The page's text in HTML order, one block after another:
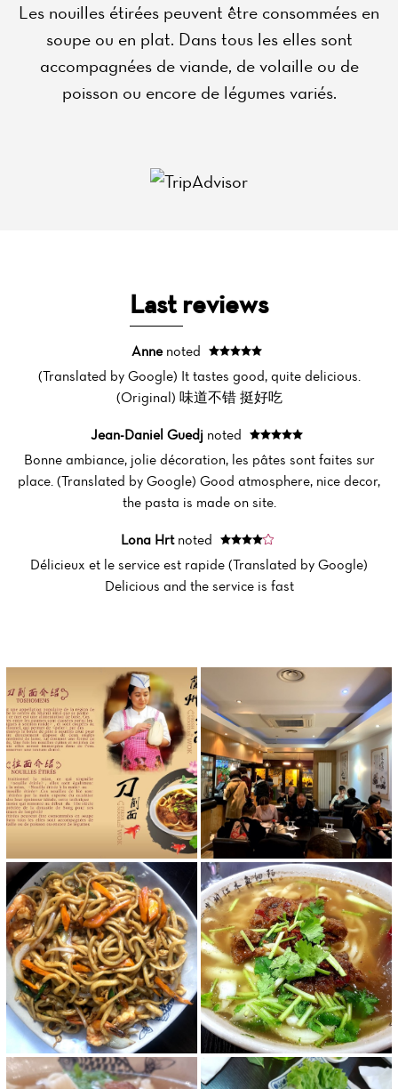
Les nouilles étirées peuvent être consommées en
soupe ou en plat. Dans tous les elles sont
accompagnées de viande, de volaille ou de
poisson ou encore de légumes variés.
Last reviews
Annenoted
(Translated by Google) It tastes good, quite delicious.
(Original) 味道不错 挺好吃
Jean-Daniel Guedj noted
Bonne ambiance, jolie décoration, les pâtes sont faites sur
place. (Translated by Google) Good atmosphere, nice decor,
the pasta is made on site.
Lona Hrtnoted
Délicieux et le service est rapide (Translated by Google)
Delicious and the service is fast
Home
News
Menu
Reviews